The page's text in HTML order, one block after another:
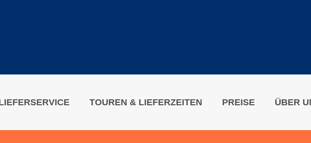
TOUREN & LIEFERZEITEN PREISE ÜBER